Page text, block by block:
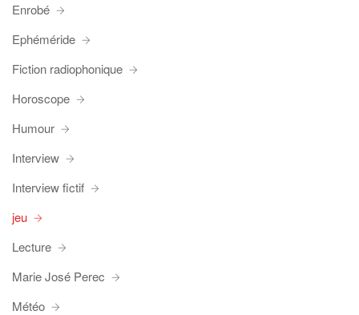
Enrobé
Ephéméride
Fiction radiophonique
Horoscope
Humour
Interview
Interview fictif
jeu
Lecture
Marie José Perec
Météo